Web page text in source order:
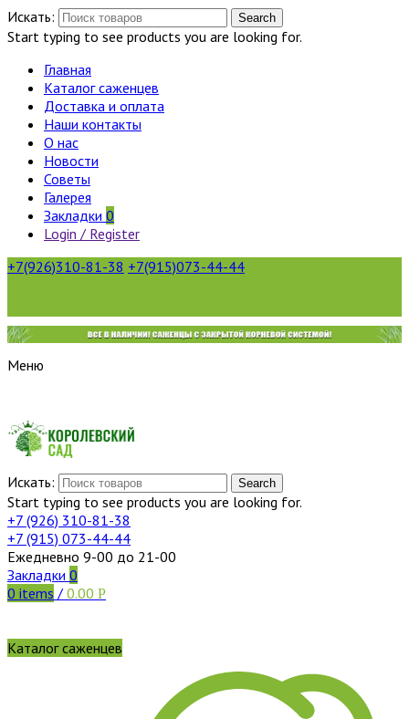
Искать: Search
Start typing to see products you are looking for.
Главная
Каталог саженцев
Доставка и оплата
Наши контакты
О нас
Новости
Советы
Галерея
Закладки 0
Login / Register
+7(926)310-81-38 +7(915)073-44-44
Меню
Искать: Search
Start typing to see products you are looking for.
+7 (926) 310-81-38
+7 (915) 073-44-44
Ежедневно 9-00 до 21-00
Закладки 0
0 items / 0.00 Р
Каталог саженцев